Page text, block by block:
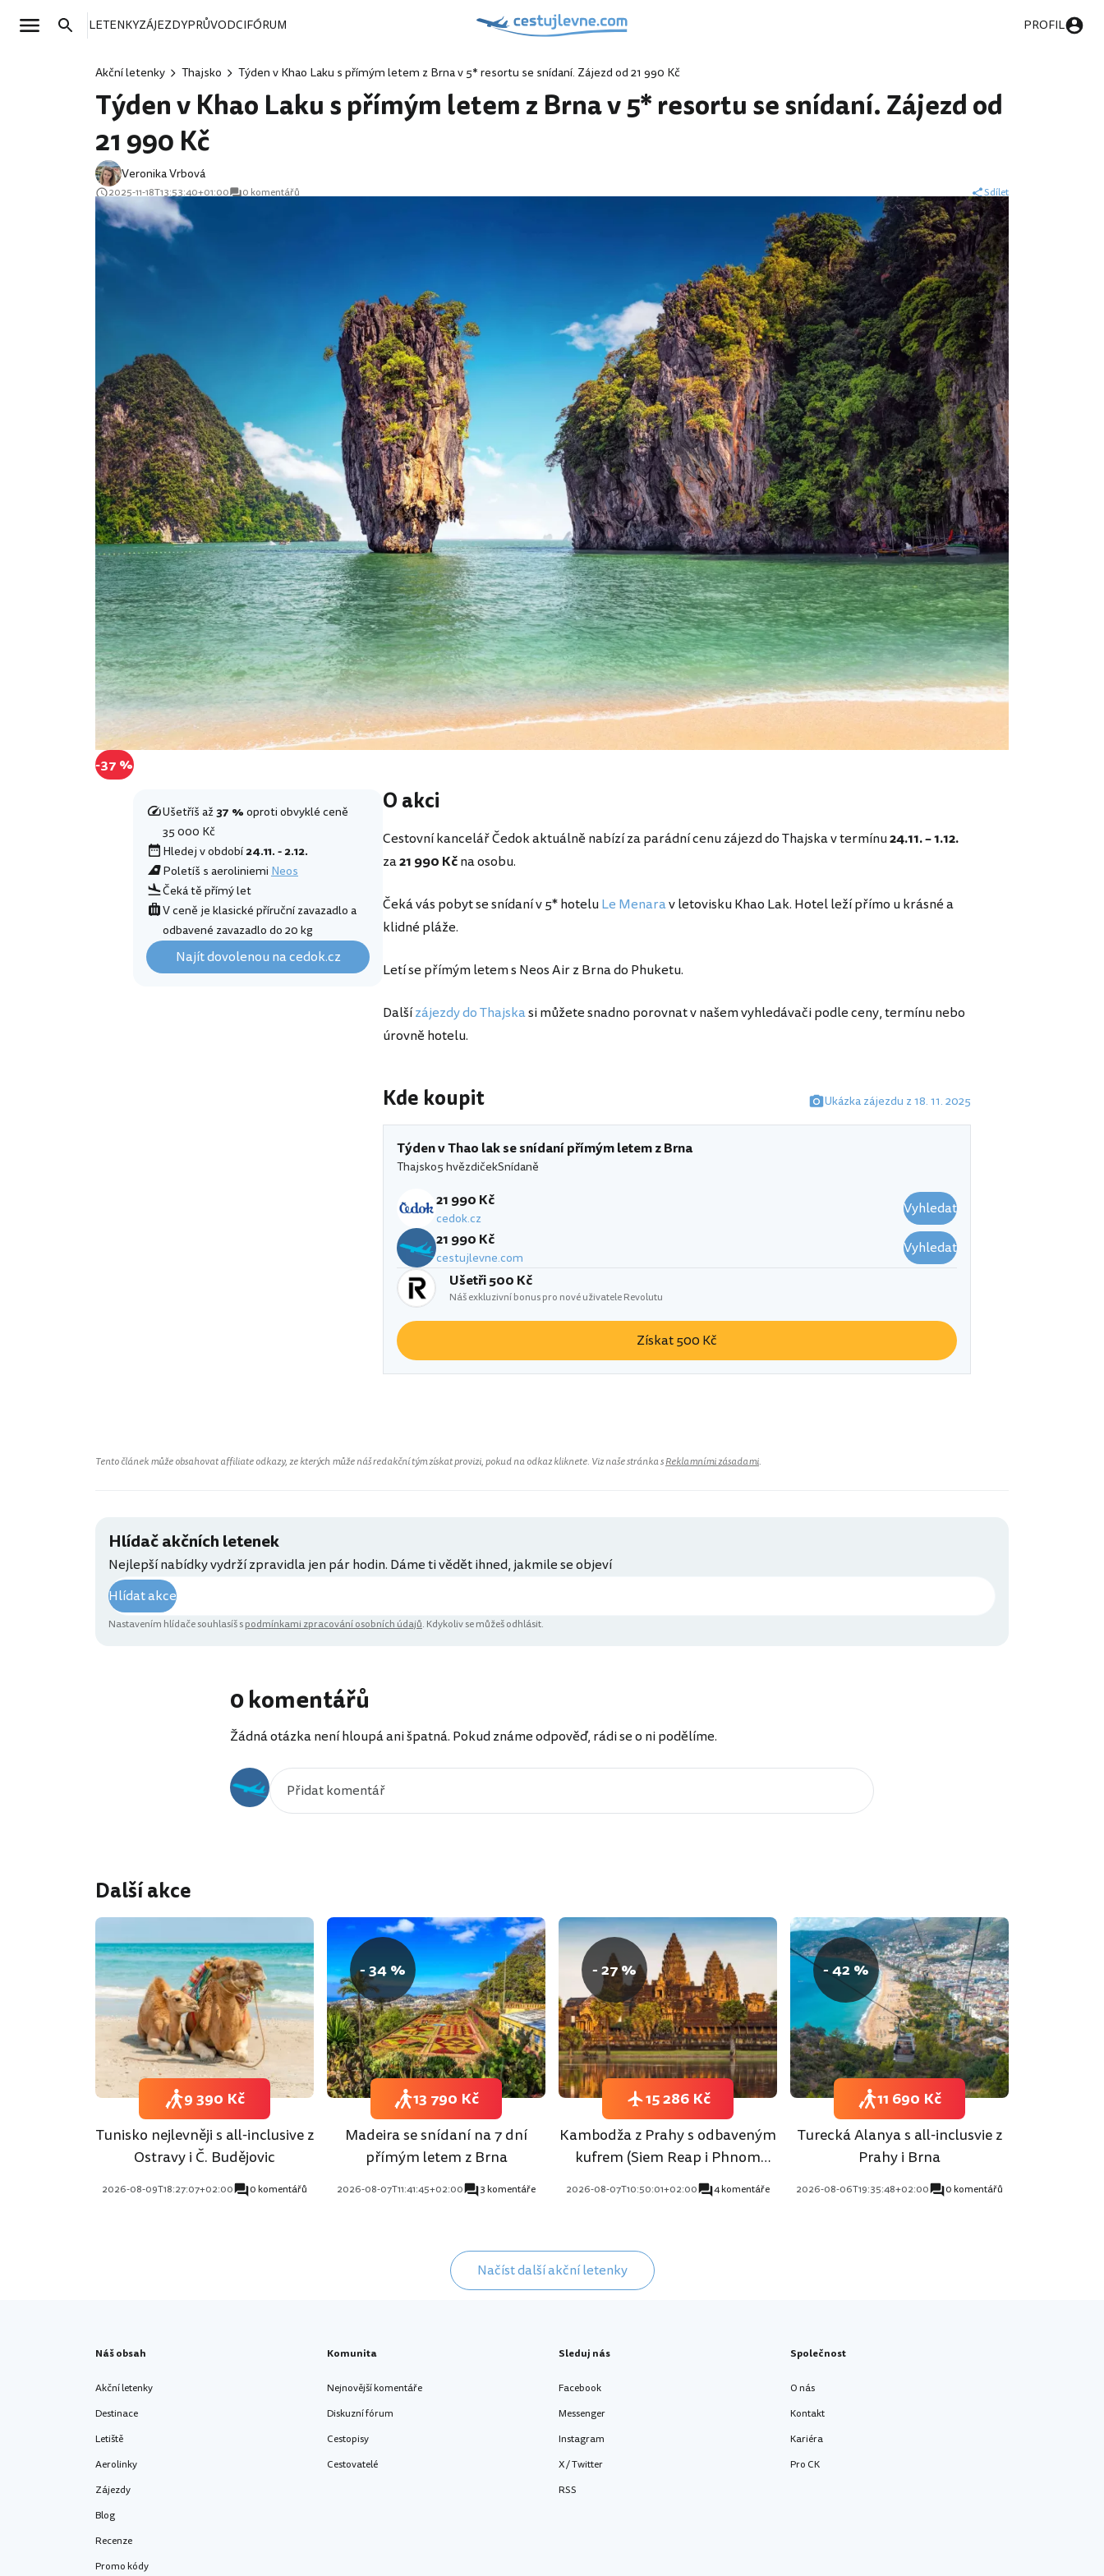
LETENKYZÁJEZDYPRŮVODCIFÓRUM PROFIL
Akční letenky Thajsko Týden v Khao Laku s přímým letem z Brna v 5* resortu se snídaní. Zájezd od 21 990 Kč
Týden v Khao Laku s přímým letem z Brna v 5* resortu se snídaní. Zájezd od
21 990 Kč
Veronika Vrbová
2025-11-18T13:53:40+01:00 0 komentářů Sdílet
-37 %
Ušetříš až37 %oproti obvyklé ceně
35 000 Kč
Hledej v období24.11. - 2.12.
Poletíš s aeroliniemi Neos
Čeká tě přímý let
V ceně je klasické příruční zavazadlo a
odbavené zavazadlo do 20 kg
Najít dovolenou na cedok.cz
O akci
Cestovní kancelář Čedok aktuálně nabízí za parádní cenu zájezd do Thajska v termínu24.11. – 1.12.
za21 990 Kčna osobu.
Čeká vás pobyt se snídaní v 5* hoteluLe Menarav letovisku Khao Lak. Hotel leží přímo u krásné a
klidné pláže.
Letí se přímým letem s Neos Air z Brna do Phuketu.
Dalšízájezdy do Thajskasi můžete snadno porovnat v našem vyhledávači podle ceny, termínu nebo
úrovně hotelu.
Kde koupit Ukázka zájezdu z 18. 11. 2025
Týden v Thao lak se snídaní přímým letem z Brna
Thajsko5 hvězdičekSnídaně
21 990 Kč
cedok.cz
Vyhledat
21 990 Kč
cestujlevne.com
Vyhledat
Ušetři 500 Kč
Náš exkluzivní bonus pro nové uživatele Revolutu
Získat 500 Kč
Tento článek může obsahovat affiliate odkazy, ze kterých může náš redakční tým získat provizi, pokud na odkaz kliknete. Viz naše stránka sReklamními zásadami.
Hlídač akčních letenek
Nejlepší nabídky vydrží zpravidla jen pár hodin. Dáme ti vědět ihned, jakmile se objeví
Hlídat akce
Nastavením hlídače souhlasíš spodmínkami zpracování osobních údajů. Kdykoliv se můžeš odhlásit.
0 komentářů
Žádná otázka není hloupá ani špatná. Pokud známe odpověď, rádi se o ni podělíme.
Další akce
Tunisko nejlevněji s all-inclusive z
Ostravy i Č. Budějovic
2026-08-09T18:27:07+02:00 0 komentářů
9 390 Kč
- 34 %
Madeira se snídaní na 7 dní
přímým letem z Brna
2026-08-07T11:41:45+02:00 3 komentáře
13 790 Kč
- 27 %
Kambodža z Prahy s odbaveným
kufrem (Siem Reap i Phnom
2026-08-07T10:50:01+02:00 4 komentáře
15 286 Kč
- 42 %
Turecká Alanya s all-inclusvie z
Prahy i Brna
2026-08-06T19:35:48+02:00 0 komentářů
11 690 Kč
Načíst další akční letenky
Náš obsah
Akční letenky
Destinace
Letiště
Aerolinky
Zájezdy
Blog
Recenze
Promo kódy
Komunita
Nejnovější komentáře
Diskuzní fórum
Cestopisy
Cestovatelé
Sleduj nás
Facebook
Messenger
Instagram
X / Twitter
RSS
Společnost
O nás
Kontakt
Kariéra
Pro CK